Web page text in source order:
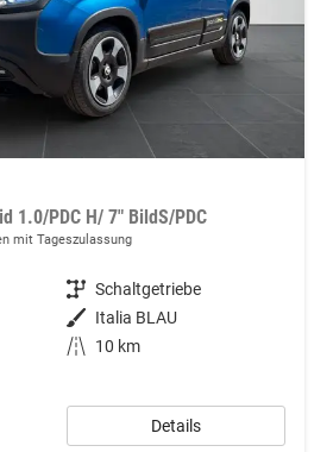
1.0/PDC H/ 7" BildS/PDC
mit Tageszulassung
Getriebe Schaltgetriebe
Außenfarbe Italia BLAU
Kilometerstand
10 km
Details